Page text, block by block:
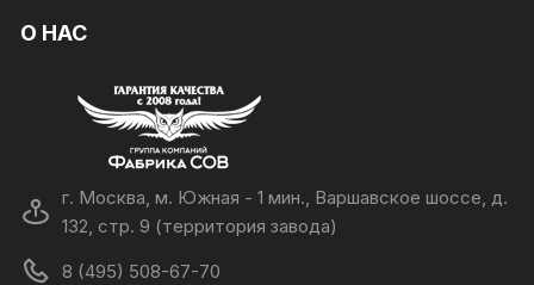
О НАС
г. Москва, м. Южная - 1 мин., Варшавское шоссе, д.
132, стр. 9 (территория завода)
8 (495) 508-67-70